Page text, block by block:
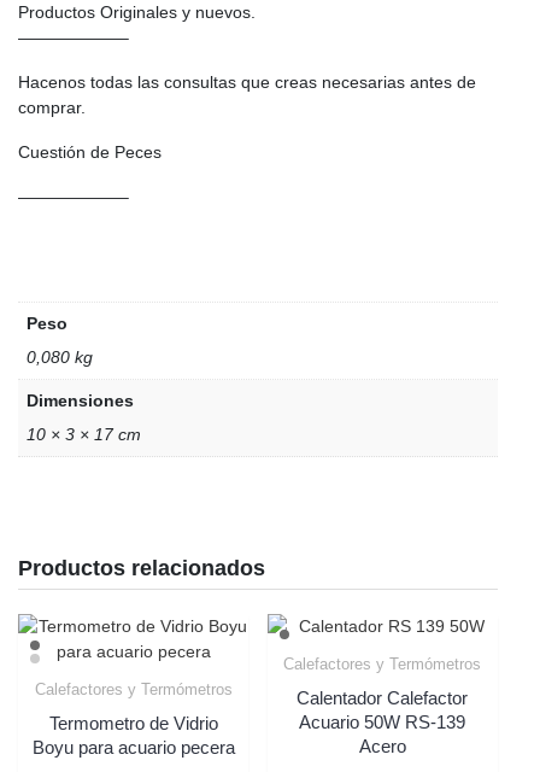
Productos Originales y nuevos.
——————–
Hacenos todas las consultas que creas necesarias antes de
comprar.
Cuestión de Peces
——————–
Peso
0,080 kg
Dimensiones
10 × 3 × 17 cm
Productos relacionados
Calefactores y Termómetros
Termometro de Vidrio
Boyu para acuario pecera
Calefactores y Termómetros
Calentador Calefactor
Acuario 50W RS-139
Acero